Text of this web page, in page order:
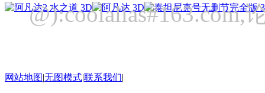
网站地图|无图模式|联系我们|